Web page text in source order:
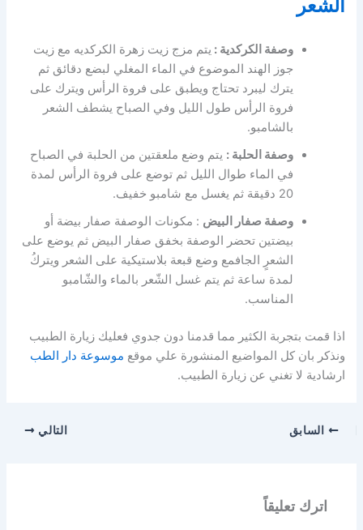
الشعر
وصفة الكركدية : يتم مزج زيت زهرة الكركديه مع زيت
جوز الهند الموضوع في الماء المغلي لبضع دقائق ثم
يترك ليبرد تحتاج ويطبق على فروة الرأس ويترك على
فروة الرأس طول الليل وفي الصباح يشطف الشعر
بالشامبو.
وصفة الحلبة : يتم وضع ملعقتين من الحلبة في الصباح
في الماء طوال الليل ثم توضع على فروة الرأس لمدة
20 دقيقة ثم يغسل مع شامبو خفيف.
وصفة صفار البيض : مكونات الوصفة صفار بيضة أو
بيضتين تحضر الوصفة بخفق صفار البيض ثم يوضع على
الشعرٍ الجافمع وضع قبعة بلاستيكية على الشعر ويتركُ
لمدة ساعة ثم يتم غسل الشّعر بالماء والشّامبو
المناسب.
اذا قمت بتجربة الكثير مما قدمنا دون جدوي فعليك زيارة الطبيب
ونذكر بان كل المواضيع المنشورة علي موقع موسوعة دار الطب
ارشادية لا تغني عن زيارة الطبيب.
السابق التالي
اترك تعليقاً